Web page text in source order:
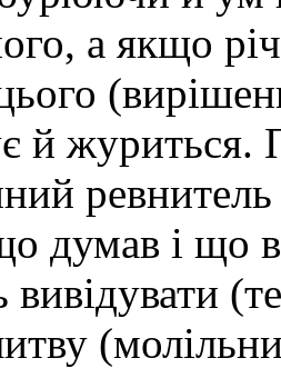
а якщо
й журиться.
думав і що